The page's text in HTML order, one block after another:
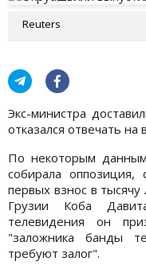
Reuters
Экс-министра
отказался отвечать
По некоторым
собирала оппозиция,
первых взнос в
Грузии Коба
телевидения он
"заложника банды
требуют залог".